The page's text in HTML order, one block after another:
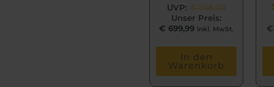
UVP:
Unser Preis:
€ 699,99 inkl. MwSt.
In den
Warenkorb
€